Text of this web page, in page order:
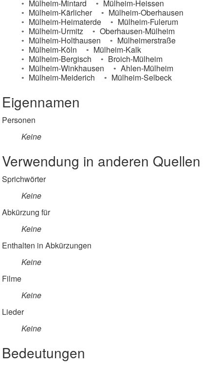
Mülheim-Mintard
Mülheim-Heissen
Mülheim-Kärlicher
Mülheim-Oberhausen
Mülheim-Heimaterde
Mülheim-Fulerum
Mülheim-Urmitz
Oberhausen-Mülheim
Mülheim-Holthausen
Mülheimerstraße
Mülheim-Köln
Mülheim-Kalk
Mülheim-Bergisch
Broich-Mülheim
Mülheim-Winkhausen
Ahlen-Mülheim
Mülheim-Meiderich
Mülheim-Selbeck
Eigennamen
Personen
Keine
Verwendung in anderen Quellen
Sprichwörter
Keine
Abkürzung für
Keine
Enthalten in Abkürzungen
Keine
Filme
Keine
Lieder
Keine
Bedeutungen